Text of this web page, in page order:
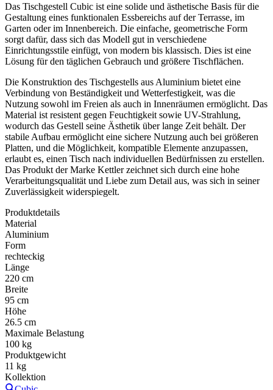
Das Tischgestell Cubic ist eine solide und ästhetische Basis für die
Gestaltung eines funktionalen Essbereichs auf der Terrasse, im
Garten oder im Innenbereich. Die einfache, geometrische Form
sorgt dafür, dass sich das Modell gut in verschiedene
Einrichtungsstile einfügt, von modern bis klassisch. Dies ist eine
Lösung für den täglichen Gebrauch und größere Tischflächen.
Die Konstruktion des Tischgestells aus Aluminium bietet eine
Verbindung von Beständigkeit und Wetterfestigkeit, was die
Nutzung sowohl im Freien als auch in Innenräumen ermöglicht. Das
Material ist resistent gegen Feuchtigkeit sowie UV-Strahlung,
wodurch das Gestell seine Ästhetik über lange Zeit behält. Der
stabile Aufbau ermöglicht eine sichere Nutzung auch bei größeren
Platten, und die Möglichkeit, kompatible Elemente anzupassen,
erlaubt es, einen Tisch nach individuellen Bedürfnissen zu erstellen.
Das Produkt der Marke Kettler zeichnet sich durch eine hohe
Verarbeitungsqualität und Liebe zum Detail aus, was sich in seiner
Zuverlässigkeit widerspiegelt.
Produktdetails
Material
Aluminium
Form
rechteckig
Länge
220 cm
Breite
95 cm
Höhe
26.5 cm
Maximale Belastung
100 kg
Produktgewicht
11 kg
Kollektion